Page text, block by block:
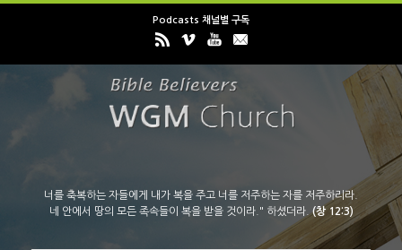
Podcasts 채널별 구독
너를 축복하는 자들에게 내가 복을 주고 너를 저주하는 자를 저주하리라.
네 안에서 땅의 모든 족속들이 복을 받을 것이라." 하셨더라.(창 12:3)